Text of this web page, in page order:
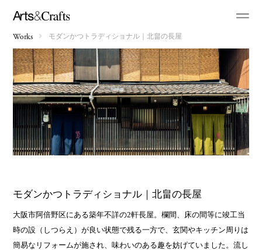
Works モダンかつトラディショナル｜北畠の長屋
モダンかつトラディショナル｜北畠の長屋
大阪市阿倍野区にある築年不詳の2軒長屋。欄間、床の間等に竣工当
時の設（しつらえ）が良い状態で残る一方で、玄関やキッチン周りは
簡易なリフォームが施され、味わいのある趣を妨げていました。流し